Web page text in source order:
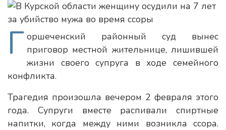
Г оршеченский районный суд вынес
приговор местной жительнице, лишившей
жизни своего супруга в ходе семейного
конфликта.
Трагедия произошла вечером 2 февраля этого
года. Супруги вместе распивали спиртные
напитки, когда между ними возникла ссора.